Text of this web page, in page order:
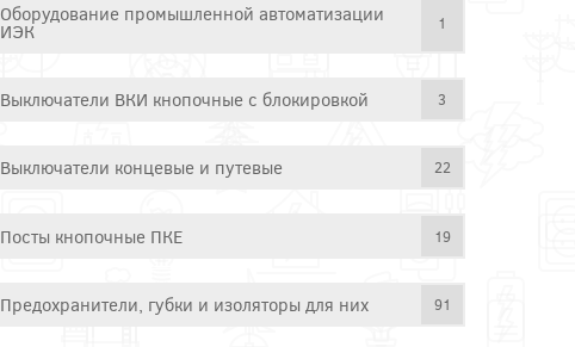
Оборудование промышленной автоматизации
ИЭК 1
Выключатели ВКИ кнопочные с блокировкой 3
Выключатели концевые и путевые 22
Посты кнопочные ПКЕ 19
Предохранители, губки и изоляторы для них 91